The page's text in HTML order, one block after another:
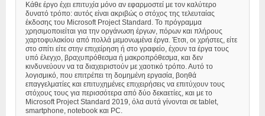
Κάθε έργο έχει επιτυχία μόνο αν εφαρμοστεί με τον καλύτερο
δυνατό τρόπο: αυτός είναι ακριβώς ο στόχος της τελευταίας
έκδοσης του Microsoft Project Standard. Το πρόγραμμα
χρησιμοποιείται για την οργάνωση έργων, πόρων και πλήρους
χαρτοφυλακίου από πολλά μεμονωμένα έργα. Έτσι, οι χρήστες, είτε
στο σπίτι είτε στην επιχείρηση ή στο γραφείο, έχουν τα έργα τους
υπό έλεγχο, βραχυπρόθεσμα ή μακροπρόθεσμα, και δεν
κινδυνεύουν να τα διαχειριστούν με χαοτικό τρόπο. Αυτό το
λογισμικό, που επιτρέπει τη δομημένη εργασία, βοηθά
επαγγελματίες και επιτυχημένες επιχειρήσεις να επιτύχουν τους
στόχους τους για περισσότερα από δύο δεκαετίες, και με το
Microsoft Project Standard 2019, όλα αυτά γίνονται σε tablet,
smartphone, notebook και PC.